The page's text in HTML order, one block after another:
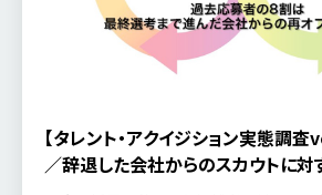
【タレント・アクイジション実態調
／辞退した会社からのスカウトに